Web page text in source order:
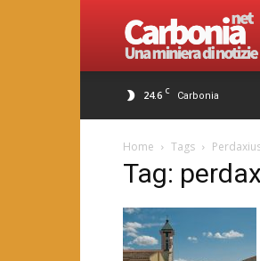
24.6 C Carbonia
Home Tags
Tag: